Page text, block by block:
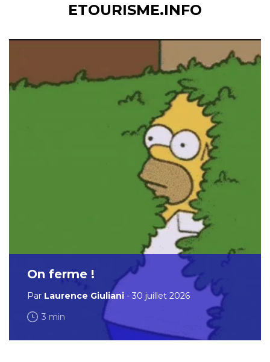
ETOURISME.INFO
On ferme !
Par Laurence Giuliani - 30 juillet 2026
3 min